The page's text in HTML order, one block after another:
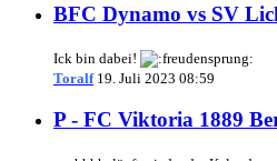
BFC Dynamo vs SV
Ick bin dabei!
Toralf 19. Juli 2023 08:59
P - FC Viktoria 1889